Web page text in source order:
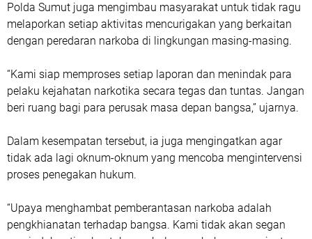
Polda Sumut juga mengimbau masyarakat untuk tidak ragu
melaporkan setiap aktivitas mencurigakan yang berkaitan
dengan peredaran narkoba di lingkungan masing-masing.
“Kami siap memproses setiap laporan dan menindak para
pelaku kejahatan narkotika secara tegas dan tuntas. Jangan
beri ruang bagi para perusak masa depan bangsa,” ujarnya.
Dalam kesempatan tersebut, ia juga mengingatkan agar
tidak ada lagi oknum-oknum yang mencoba mengintervensi
proses penegakan hukum.
“Upaya menghambat pemberantasan narkoba adalah
pengkhianatan terhadap bangsa. Kami tidak akan segan